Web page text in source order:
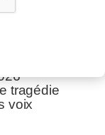
tragédie
voix